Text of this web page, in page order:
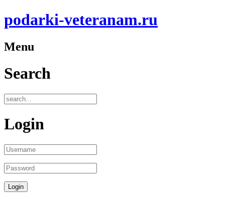
podarki-veteranam.ru
Menu
Search
Login